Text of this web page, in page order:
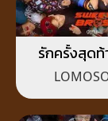
รักครั้งสุดท้